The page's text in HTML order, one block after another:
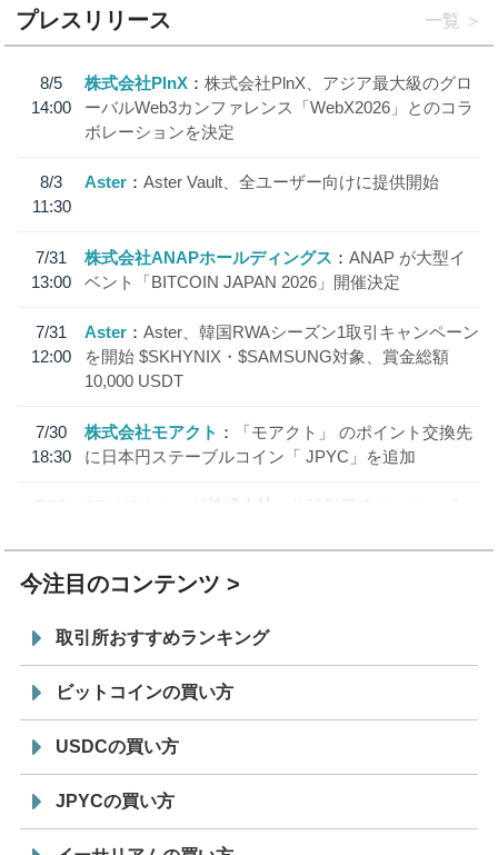
プレスリリース 一覧
8/5
14:00
株式会社PlnX
株式会社PlnX、アジア最大級のグロ
ーバルWeb3カンファレンス「WebX2026」とのコラ
ボレーションを決定
8/3
11:30
Aster Aster Vault、全ユーザー向けに提供開始
7/31
13:00
株式会社ANAPホールディングス
ANAP が大型イ
ベント「BITCOIN JAPAN 2026」開催決定
7/31
12:00
Aster
Aster、韓国RWAシーズン1取引キャンペーン
を開始 $SKHYNIX・$SAMSUNG対象、賞金総額
10,000 USDT
7/30
18:30
株式会社モアクト
「モアクト」 のポイント交換先
に日本円ステーブルコイン「 JPYC」を追加
7/29
SBI VCトレード株式会社
信託型円建てステーブル
今注目のコンテンツ
取引所おすすめランキング
ビットコインの買い方
USDCの買い方
JPYCの買い方